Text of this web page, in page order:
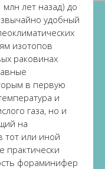
лет назад) до
удобный
изотопов
раковинах
в первую
и
газа, но и
на
тот или иной
практически
фораминифер